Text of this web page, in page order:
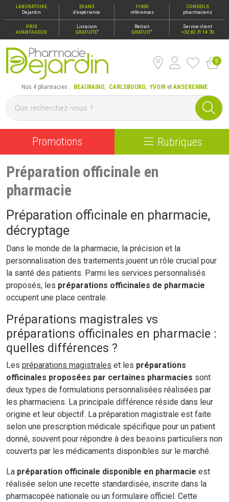
LABORATOIRE
Dejardin
20 ANS
d’expérience
11000
références
CONSEILS
pharmaciens
PRIX
AVANTAGEUX
Livraison
GRATUITE*
Retrait
GRATUIT*
Service client
+32 82 71 14 70
Pharmacie Dejardin Nos 4 pharmacies : Beauraing,
0
Nos 4 pharmacies : BEAURAING, CARLSBOURG,YVOIRetANSEREMME
Promotions Rubriques
Préparation officinale en
pharmacie
Préparation officinale en pharmacie,
décryptage
Dans le monde de la pharmacie, la précision et la
personnalisation des traitements jouent un rôle crucial pour
la santé des patients. Parmi les services personnalisés
proposés, les préparations officinales de pharmacie
occupent une place centrale.
Préparations magistrales vs
préparations officinales en pharmacie :
quelles différences ?
Les préparations magistrales et les préparations
officinales proposées par certaines pharmacies sont
deux types de formulations personnalisées réalisées par
les pharmaciens. La principale différence réside dans leur
origine et leur objectif. La préparation magistrale est faite
selon une prescription médicale spécifique pour un patient
donné, souvent pour répondre à des besoins particuliers non
couverts par les médicaments disponibles sur le marché.
La préparation officinale disponible en pharmacie est
réalisée selon une recette standardisée, inscrite dans la
pharmacopée nationale ou un formulaire officiel. Cette